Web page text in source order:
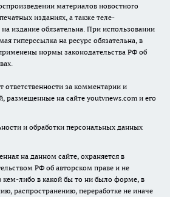
материалов новостного
изданиях, а также теле-
издание обязательна. При использовании
гиперссылка на ресурс обязательна, в
нормы законодательства РФ об
ответственности за комментарии и
размещенные на сайте youtvnews.com и его
и обработки персональных данных
на данном сайте, охраняется в
РФ об авторском праве и не
либо в какой бы то ни было форме, в
распространению, переработке не иначе